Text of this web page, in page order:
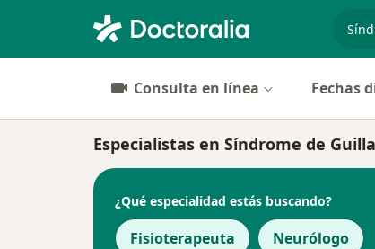
Consulta en línea Fechas
Especialistas en Síndrome de
¿Qué especialidad estás buscando?
Fisioterapeuta Neurólogo